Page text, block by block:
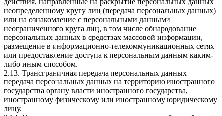
действия, направленные на раскрытие персональных данных
неопределенному кругу лиц (передача персональных данных)
или на ознакомление с персональными данными
неограниченного круга лиц, в том числе обнародование
персональных данных в средствах массовой информации,
размещение в информационно-телекоммуникационных сетях
или предоставление доступа к персональным данным каким-
либо иным способом.
2.13. Трансграничная передача персональных данных —
передача персональных данных на территорию иностранного
государства органу власти иностранного государства,
иностранному физическому или иностранному юридическому
лицу.